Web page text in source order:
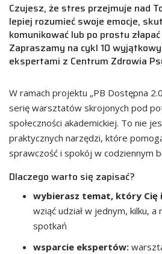
Czujesz, że stres przejmuje nad
lepiej rozumieć swoje emocje,
komunikować lub po prostu
Zapraszamy na cykl 10
ekspertami z Centrum Zdrowia
W ramach projektu „PB Dostępna
serię warsztatów skrojonych pod
społeczności akademickiej. To nie
praktycznych narzędzi, które
sprawczość i spokój w codziennym
Dlaczego warto się zapisać?
wybierasz temat, który Cię
wziąć udział w jednym, kilku, a
spotkań
wsparcie ekspertów: